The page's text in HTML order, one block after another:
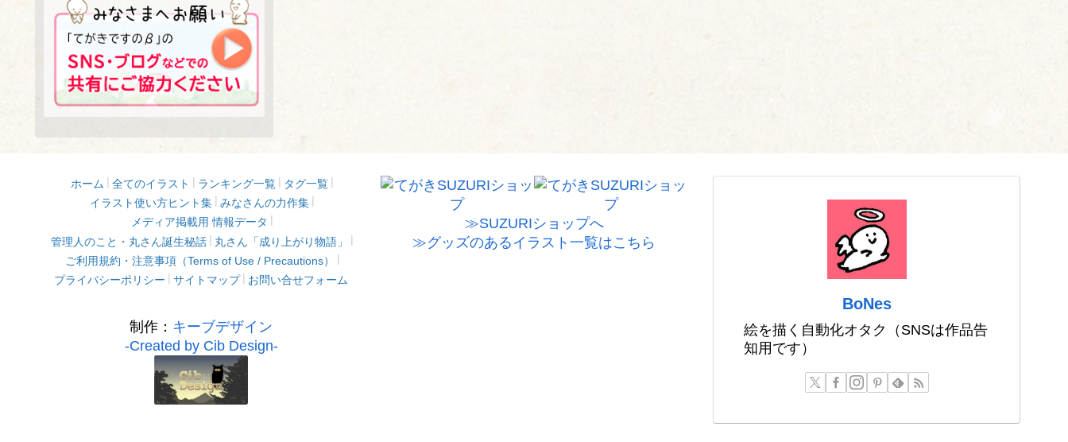
ホーム 全てのイラスト ランキング一覧
タグ一覧
イラスト使い方ヒント集
みなさんの力作集
メディア掲載用 情報データ
管理人のこと・丸さん誕生秘話
丸さん「成り上がり物語」
ご利用規約・注意事項（Terms of Use / Precautions）
プライバシーポリシー
サイトマップ お問い合せフォーム
制作： キーブデザイン
-Created by Cib Design-
≫SUZURIショップへ
≫グッズのあるイラスト一覧はこちら
BoNes
絵を描く自動化オタク（SNSは作品告
知用です）